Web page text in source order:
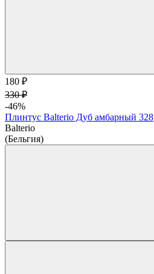
180 ₽
330 ₽
-46%
Плинтус Balterio Дуб амбарный 328
Balterio
(Бельгия)